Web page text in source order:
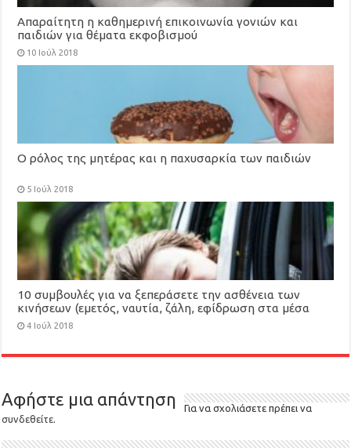
Απαραίτητη η καθημερινή επικοινωνία γονιών και
παιδιών για θέματα εκφοβισμού
10 Ιούλ 2018
Ο ρόλος της μητέρας και η παχυσαρκία των παιδιών
5 Ιούλ 2018
10 συμβουλές για να ξεπεράσετε την ασθένεια των
κινήσεων (εμετός, ναυτία, ζάλη, εφίδρωση στα μέσα
μεταφοράς)
4 Ιούλ 2018
Αφήστε μια απάντηση
Για να σχολιάσετε πρέπει να
συνδεθείτε.